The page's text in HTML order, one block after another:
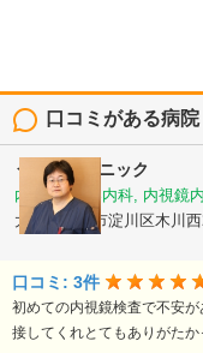
口コミがある病
うえだクリニック
内科, 消化器内科, 内視鏡
大阪府大阪市淀川区木川
口コミ: 3件
初めての内視鏡検査で不安
接してくれとてもありがた